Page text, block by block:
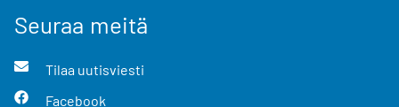
Seuraa meitä
Tilaa uutisviesti
Facebook